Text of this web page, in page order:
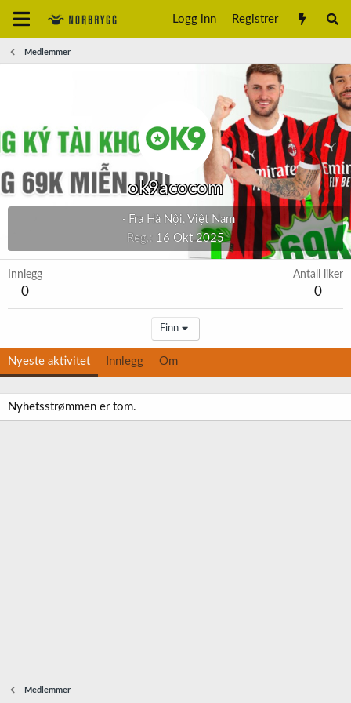
Logg inn Registrer
Medlemmer
ok9acocom
· Fra Hà Nội, Việt Nam
Reg.
16 Okt 2025
Innlegg
0
Antall liker
0
Finn
Nyeste aktivitet Innlegg Om
Nyhetsstrømmen er tom.
Medlemmer